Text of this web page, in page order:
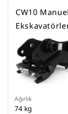
CW10
Ağırlık
74 kg